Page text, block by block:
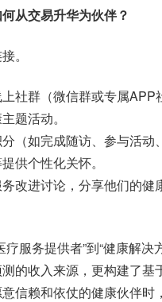
从交易升华为伙伴？
。
群（微信群或专属APP
题活动。
如完成随访、参与活动
供个性化关怀。
进讨论，分享他们的健
务提供者”到“健康解决
的收入来源，更构建了
信赖和依仗的健康伙伴时